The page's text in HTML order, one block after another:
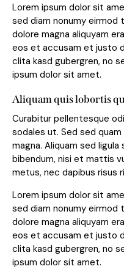
Lorem ipsum dolor sit
sed diam nonumy
dolore magna aliquyam
eos et accusam et justo
clita kasd gubergren, no
ipsum dolor sit amet.
Aliquam quis lobortis
Curabitur pellentesque
sodales ut. Sed sed
magna. Aliquam sed
bibendum, nisi et mattis
metus, nec dapibus risus
Lorem ipsum dolor sit
sed diam nonumy
dolore magna aliquyam
eos et accusam et justo
clita kasd gubergren, no
ipsum dolor sit amet.